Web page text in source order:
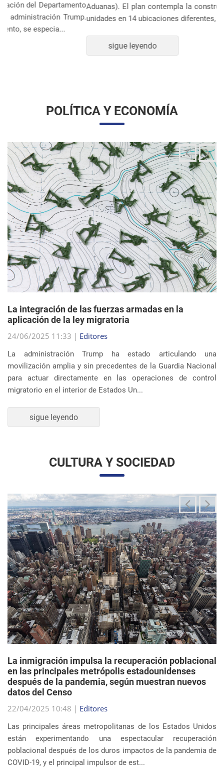
Aduanas). El plan contempla la construcción o ampliación de
unidades en 14 ubicaciones diferentes, incluye...
POLÍTICA Y ECONOMÍA
aplicación de la ley migratoria
24/06/2025 11:33 |Editores
La administración Trump ha estado articulando una
movilización amplia y sin precedentes de la Guardia Nacional
para actuar directamente en las operaciones de control
migratorio en el interior de Estados Un...
sigue leyendo
en las principales metrópolis estadounidenses
después de la pandemia, según muestran nuevos
datos del Censo
22/04/2025 10:48 |
Las principales áreas metropolitanas de los Estados Unidos
están experimentando una espectacular recuperación
poblacional después de los duros impactos de la pandemia de
COVID-19, y el principal impulsor de est...